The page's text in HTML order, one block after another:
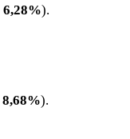
6,28%).
8,68%).